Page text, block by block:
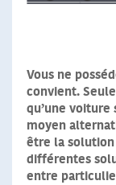
Vous ne
convient.
qu’une voiture
moyen
être la solution
différentes
entre